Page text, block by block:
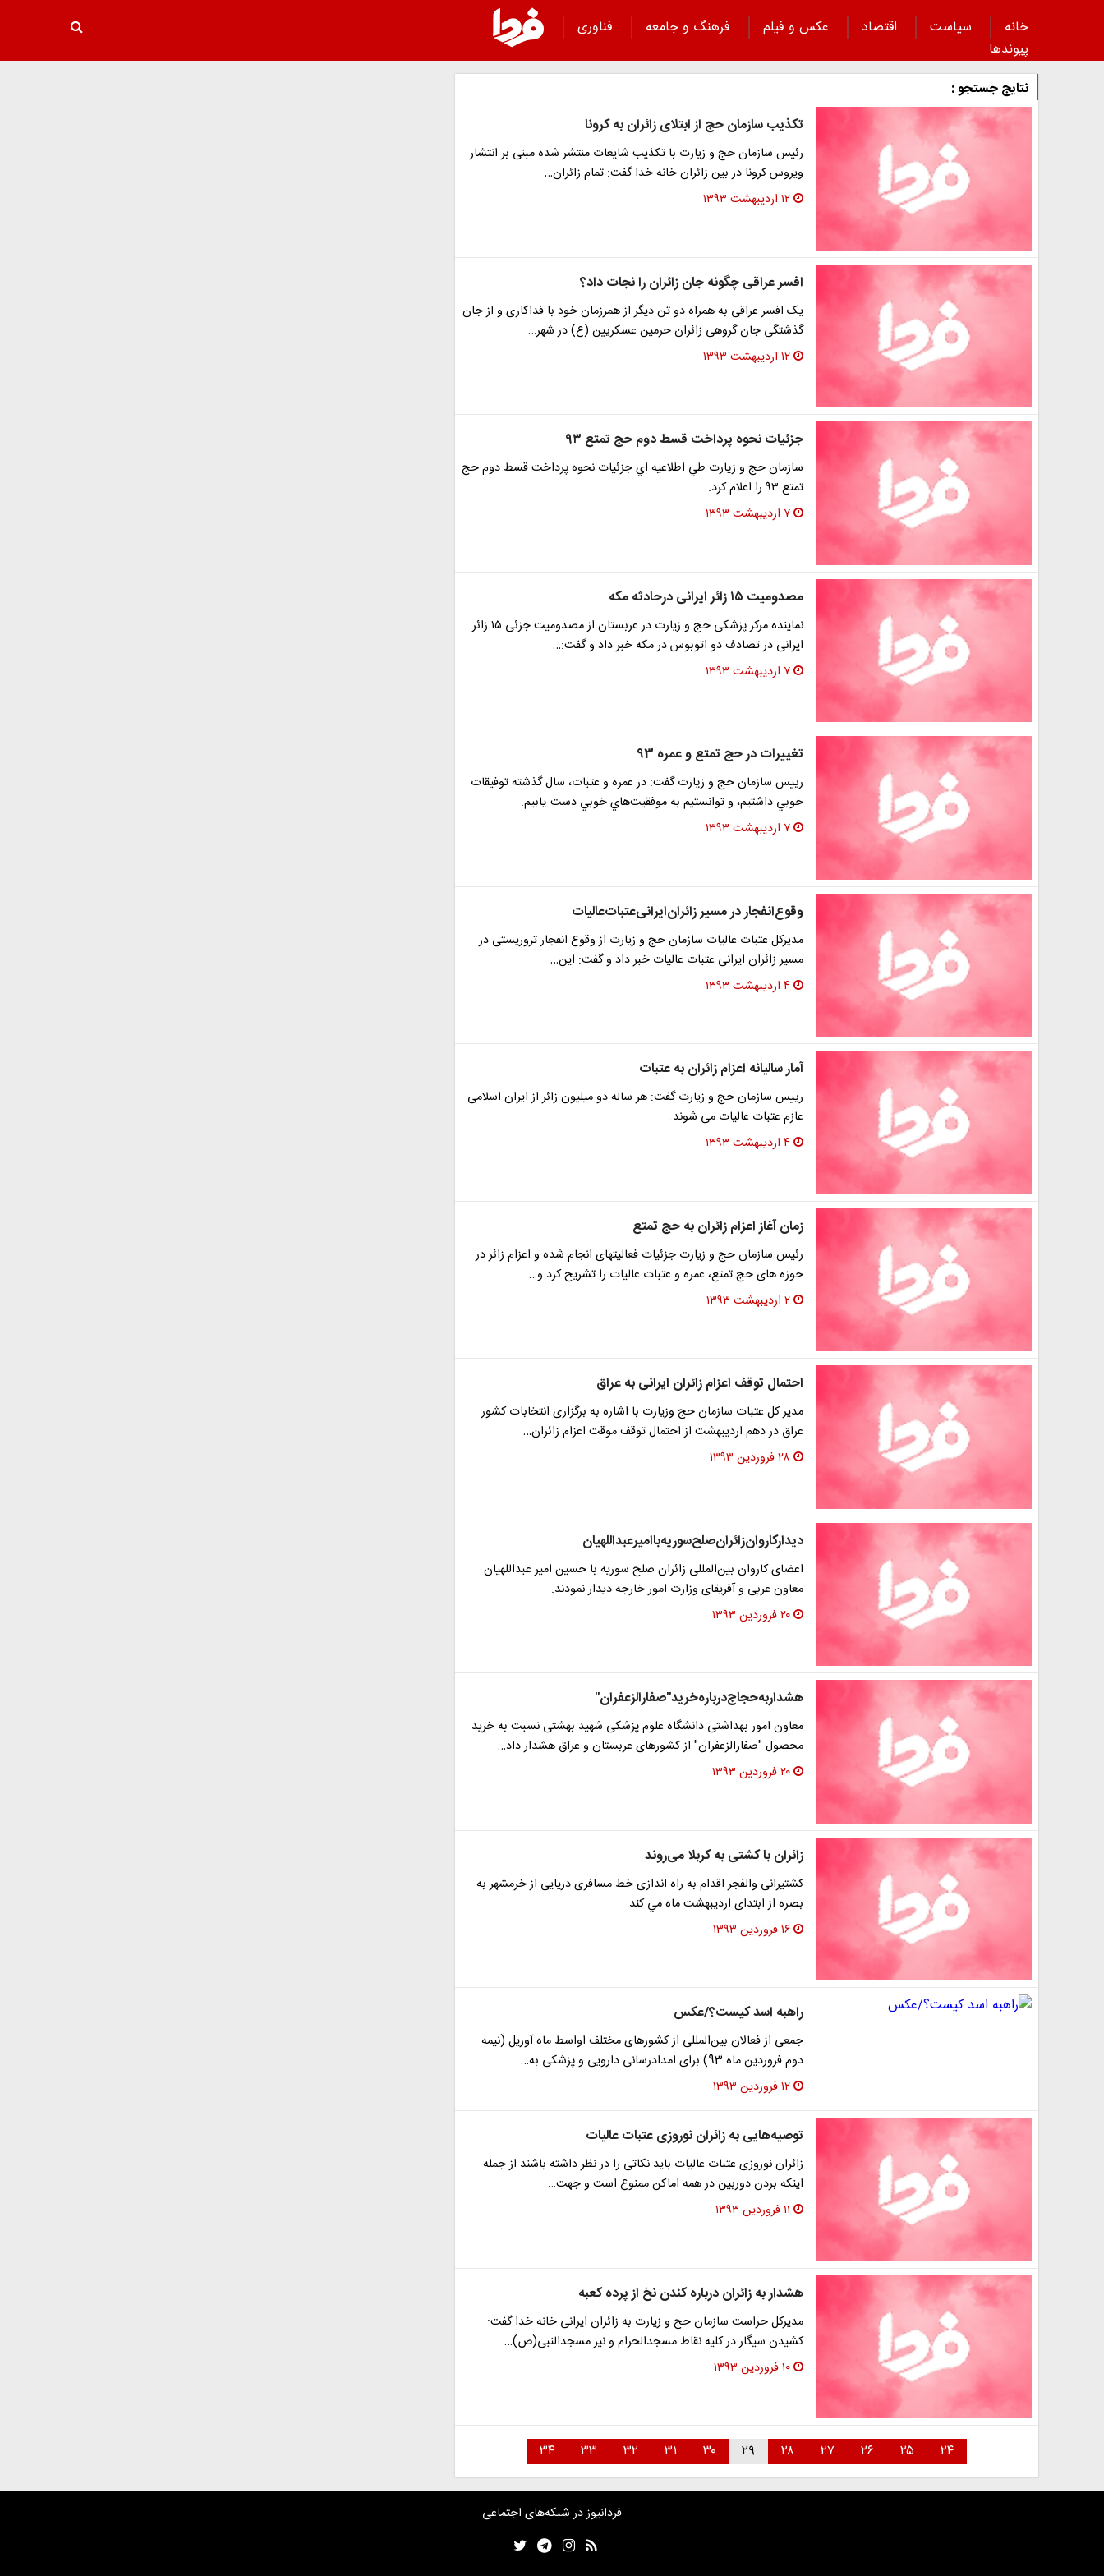
خانه سیاست اقتصاد عکس و فیلم فرهنگ و جامعه
فناوری
پیوند‌ها
نتایج جستجو :
تکذیب سازمان حج از ابتلای زائران به کرونا
رئیس سازمان حج و زیارت با تکذیب شایعات منتشر شده مبنی بر انتشار
ویروس کرونا در بین زائران خانه خدا گفت: تمام زائران…
۱۲ اردیبهشت ۱۳۹۳
افسر عراقی چگونه جان زائران را نجات داد؟
یک افسر عراقی به همراه دو تن دیگر از همرزمان خود با فداکاری و از جان
گذشتگی جان گروهی زائران حرمین عسکریین (ع) در شهر…
۱۲ اردیبهشت ۱۳۹۳
جزئيات نحوه پرداخت قسط دوم حج تمتع ۹۳
سازمان حج و زيارت طي اطلاعيه اي جزئيات نحوه پرداخت قسط دوم حج
تمتع ۹۳ را اعلام كرد.
۷ اردیبهشت ۱۳۹۳
مصدومیت ۱۵ زائر ایرانی درحادثه مکه
نماینده مرکز پزشکی حج و زیارت در عربستان از مصدومیت جزئی ۱۵ زائر
ایرانی در تصادف دو اتوبوس در مکه خبر داد و گفت:…
۷ اردیبهشت ۱۳۹۳
تغییرات در حج تمتع و عمره 93
رييس سازمان حج و زيارت گفت: در عمره و عتبات، سال گذشته توفيقات
خوبي داشتيم، و توانستيم به موفقيت‌هاي خوبي دست يابيم.
۷ اردیبهشت ۱۳۹۳
وقوع‌انفجار در مسیر زائران‌ایرانی‌عتبات‌عالیات
مدیرکل عتبات عالیات سازمان حج و زیارت از وقوع انفجار تروریستی در
مسیر زائران ایرانی عتبات عالیات خبر داد و گفت: ‌این…
۴ اردیبهشت ۱۳۹۳
آمار سالیانه اعزام زائران به عتبات
رییس سازمان حج و زیارت گفت: هر ساله دو میلیون زائر از ایران اسلامی
عازم عتبات عالیات می شوند.
۴ اردیبهشت ۱۳۹۳
زمان آغاز اعزام زائران به حج تمتع
رئیس سازمان حج و زیارت جزئیات فعالیتهای انجام شده و اعزام زائر در
حوزه های حج تمتع، عمره و عتبات عالیات را تشریح کرد و…
۲ اردیبهشت ۱۳۹۳
احتمال توقف اعزام زائران ایرانی به عراق
مدیر کل عتبات سازمان حج وزیارت با اشاره به برگزاری انتخابات کشور
عراق در دهم اردیبهشت از احتمال توقف موقت اعزام زائران…
۲۸ فروردین ۱۳۹۳
دیدارکاروان‌زائران‌صلح‌سوریه‌باامیرعبداللهیان
اعضای کاروان بین‌المللی زائران صلح سوریه با حسین امیر عبداللهیان
معاون عربی و آفریقای وزارت امور خارجه دیدار نمودند.
۲۰ فروردین ۱۳۹۳
هشداربه‌حجاج‌درباره‌خرید"صفارالزعفران"
معاون امور بهداشتی دانشگاه علوم پزشکی شهید بهشتی نسبت به خرید
محصول "صفارالزعفران" از کشورهای عربستان و عراق هشدار داد…
۲۰ فروردین ۱۳۹۳
زائران با کشتی به کربلا می‌روند
کشتیرانی والفجر اقدام به راه اندازی خط مسافری دریایی از خرمشهر به
بصره از ابتدای اردیبهشت ماه مي کند.
۱۶ فروردین ۱۳۹۳
راهبه اسد کیست؟/عکس
جمعی از فعالان بین‌المللی از کشورهای مختلف اواسط ماه آوریل (نیمه
دوم فروردین ماه 93) برای امدادرسانی دارویی و پزشکی به…
۱۲ فروردین ۱۳۹۳
توصیه‌هایی به زائران نوروزی عتبات عالیات
زائران نوروزی عتبات عالیات باید نکاتی را در نظر داشته باشند از جمله
اینکه بردن دوربین در همه اماکن ممنوع است و جهت…
۱۱ فروردین ۱۳۹۳
هشدار به زائران درباره کندن نخ از پرده کعبه
مدیرکل حراست سازمان حج و زیارت به زائران ایرانی خانه خدا گفت:
کشیدن سیگار در کلیه نقاط مسجدالحرام و نیز مسجدالنبی(ص)…
۱۰ فروردین ۱۳۹۳
۲۴ ۲۵ ۲۶ ۲۷ ۲۸ ۲۹ ۳۰ ۳۱ ۳۲ ۳۳ ۳۴
فردانیوز در شبکه‌های اجتماعی